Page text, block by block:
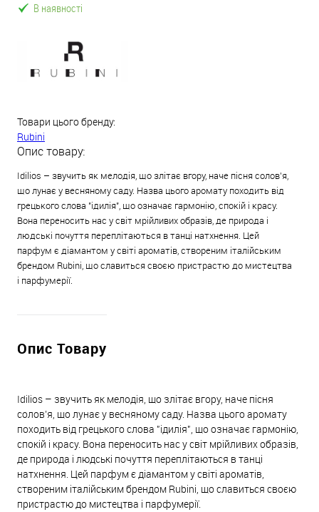
В наявності
Товари цього бренду:
Rubini
Опис товару:
Idilios – звучить як мелодія, що злітає вгору, наче пісня солов’я,
що лунає у весняному саду. Назва цього аромату походить від
грецького слова "ідилія", що означає гармонію, спокій і красу.
Вона переносить нас у світ мрійливих образів, де природа і
людські почуття переплітаються в танці натхнення. Цей
парфум є діамантом у світі ароматів, створеним італійським
брендом Rubini, що славиться своєю пристрастю до мистецтва
і парфумерії.
Опис Товару
Idilios – звучить як мелодія, що злітає вгору, наче пісня
солов’я, що лунає у весняному саду. Назва цього аромату
походить від грецького слова "ідилія", що означає гармонію,
спокій і красу. Вона переносить нас у світ мрійливих образів,
де природа і людські почуття переплітаються в танці
натхнення. Цей парфум є діамантом у світі ароматів,
створеним італійським брендом Rubini, що славиться своєю
пристрастю до мистецтва і парфумерії.